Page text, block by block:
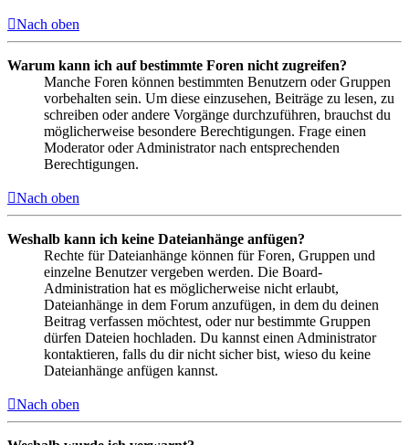
Nach oben
Warum kann ich auf bestimmte Foren nicht zugreifen?
Manche Foren können bestimmten Benutzern oder Gruppen
vorbehalten sein. Um diese einzusehen, Beiträge zu lesen, zu
schreiben oder andere Vorgänge durchzuführen, brauchst du
möglicherweise besondere Berechtigungen. Frage einen
Moderator oder Administrator nach entsprechenden
Berechtigungen.
Nach oben
Weshalb kann ich keine Dateianhänge anfügen?
Rechte für Dateianhänge können für Foren, Gruppen und
einzelne Benutzer vergeben werden. Die Board-
Administration hat es möglicherweise nicht erlaubt,
Dateianhänge in dem Forum anzufügen, in dem du deinen
Beitrag verfassen möchtest, oder nur bestimmte Gruppen
dürfen Dateien hochladen. Du kannst einen Administrator
kontaktieren, falls du dir nicht sicher bist, wieso du keine
Dateianhänge anfügen kannst.
Nach oben